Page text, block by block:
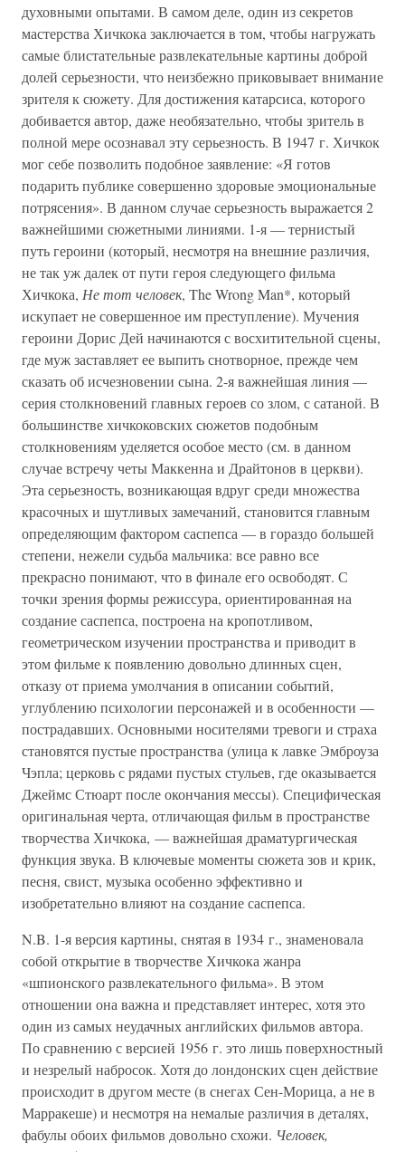
духовными опытами. В самом деле, один из секретов
мастерства Хичкока заключается в том, чтобы нагружать
самые блистательные развлекательные картины доброй
долей серьезности, что неизбежно приковывает внимание
зрителя к сюжету. Для достижения катарсиса, которого
добивается автор, даже необязательно, чтобы зритель в
полной мере осознавал эту серьезность. В 1947 г. Хичкок
мог себе позволить подобное заявление: «Я готов
подарить публике совершенно здоровые эмоциональные
потрясения». В данном случае серьезность выражается 2
важнейшими сюжетными линиями. 1-я — тернистый
путь героини (который, несмотря на внешние различия,
не так уж далек от пути героя следующего фильма
Хичкока, Не тот человек, The Wrong Man*, который
искупает не совершенное им преступление). Мучения
героини Дорис Дей начинаются с восхитительной сцены,
где муж заставляет ее выпить снотворное, прежде чем
сказать об исчезновении сына. 2-я важнейшая линия —
серия столкновений главных героев со злом, с сатаной. В
большинстве хичкоковских сюжетов подобным
столкновениям уделяется особое место (см. в данном
случае встречу четы Маккенна и Драйтонов в церкви).
Эта серьезность, возникающая вдруг среди множества
красочных и шутливых замечаний, становится главным
определяющим фактором саспепса — в гораздо большей
степени, нежели судьба мальчика: все равно все
прекрасно понимают, что в финале его освободят. С
точки зрения формы режиссура, ориентированная на
создание саспепса, построена на кропотливом,
геометрическом изучении пространства и приводит в
этом фильме к появлению довольно длинных сцен,
отказу от приема умолчания в описании событий,
углублению психологии персонажей и в особенности —
пострадавших. Основными носителями тревоги и страха
становятся пустые пространства (улица к лавке Эмброуза
Чэпла; церковь с рядами пустых стульев, где оказывается
Джеймс Стюарт после окончания мессы). Специфическая
оригинальная черта, отличающая фильм в пространстве
творчества Хичкока, — важнейшая драматургическая
функция звука. В ключевые моменты сюжета зов и крик,
песня, свист, музыка особенно эффективно и
изобретательно влияют на создание саспепса.
N.B. 1-я версия картины, снятая в 1934 г., знаменовала
собой открытие в творчестве Хичкока жанра
«шпионского развлекательного фильма». В этом
отношении она важна и представляет интерес, хотя это
один из самых неудачных английских фильмов автора.
По сравнению с версией 1956 г. это лишь поверхностный
и незрелый набросок. Хотя до лондонских сцен действие
происходит в другом месте (в снегах Сен-Морица, а не в
Марракеше) и несмотря на немалые различия в деталях,
фабулы обоих фильмов довольно схожи. Человек,